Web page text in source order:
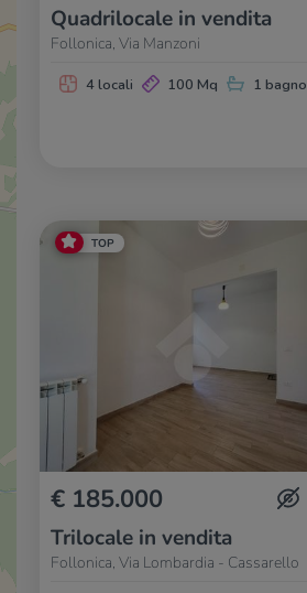
Quadrilocale in vendita
Follonica, Via Manzoni
4 locali 100 Mq 1 bagno
TOP
€ 185.000
Trilocale in vendita
Follonica, Via Lombardia - Cassarello